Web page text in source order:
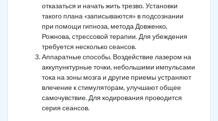
отказаться и начать жить трезво. Установки
такого плана «записываются» в подсознании
при помощи гипноза, метода Довженко,
Рожнова, стрессовой терапии. Для убеждения
требуется несколько сеансов.
Аппаратные способы. Воздействие лазером на
аккупунктурные точки, небольшими импульсами
тока на зоны мозга и другие приемы устраняют
влечение к стимуляторам, улучшают общее
самочувствие. Для кодирования проводится
серия сеансов.